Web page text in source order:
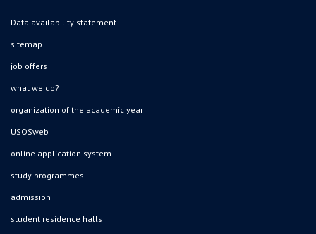
Data availability statement
sitemap
job offers
what we do?
organization of the academic year
USOSweb
online application system
study programmes
admission
student residence halls